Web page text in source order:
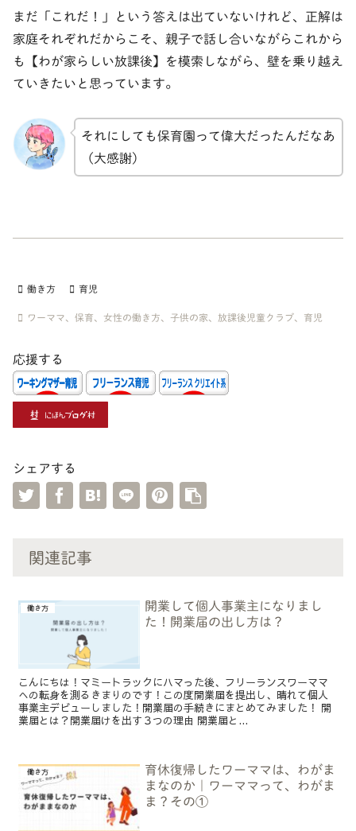
まだ「これだ！」という答えは出ていないけれど、正解は
家庭それぞれだからこそ、親子で話し合いながらこれから
も【わが家らしい放課後】を模索しながら、壁を乗り越え
ていきたいと思っています。
それにしても保育園って偉大だったんだなあ
（大感謝）
働き方 育児
ワーママ、保育、女性の働き方、子供の家、放課後児童クラブ、育児
応援する
シェアする
関連記事
働き方
開業して個人事業主になりまし
た！開業届の出し方は？
こんにちは！マミートラックにハマった後、フリーランスワーママ
への転身を測るきまりのです！この度開業届を提出し、晴れて個人
事業主デビューしました！開業届の手続きにまとめてみました！ 開
業届とは？開業届けを出す３つの理由 開業届と...
働き方
育休復帰したワーママは、わがま
まなのか｜ワーママって、わがま
ま？その①